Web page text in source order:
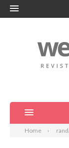
Home